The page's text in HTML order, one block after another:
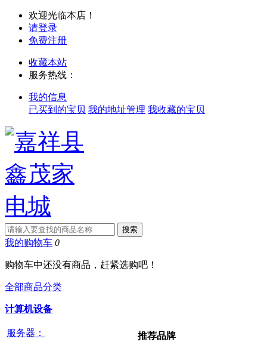
欢迎光临本店！
请登录
免费注册
收藏本站
服务热线：
我的信息
已买到的宝贝 我的地址管理 我收藏的宝贝
我的购物车 0
购物车中还没有商品，赶紧选购吧！
全部商品分类
计算机设备
服务器： 推荐品牌